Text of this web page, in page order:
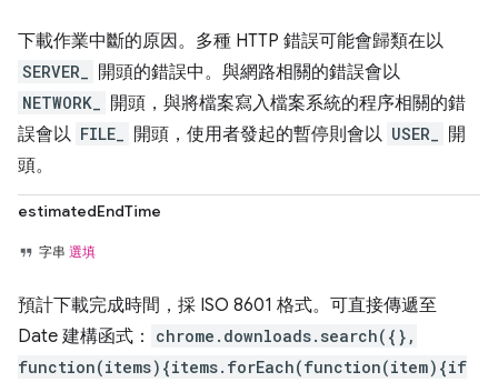
下載作業中斷的原因。多種 HTTP 錯誤可能會歸類在以
SERVER_ 開頭的錯誤中。與網路相關的錯誤會以
NETWORK_
開頭，與將檔案寫入檔案系統的程序相關的錯
誤會以 FILE_ 開頭，使用者發起的暫停則會以 USER_
開
頭。
estimatedEndTime
字串 選填
預計下載完成時間，採 ISO 8601 格式。可直接傳遞至
Date 建構函式：
chrome.downloads.search({},
function(items){items.forEach(function(item){if